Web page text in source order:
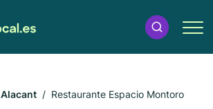
Alacant Restaurante Espacio Montoro